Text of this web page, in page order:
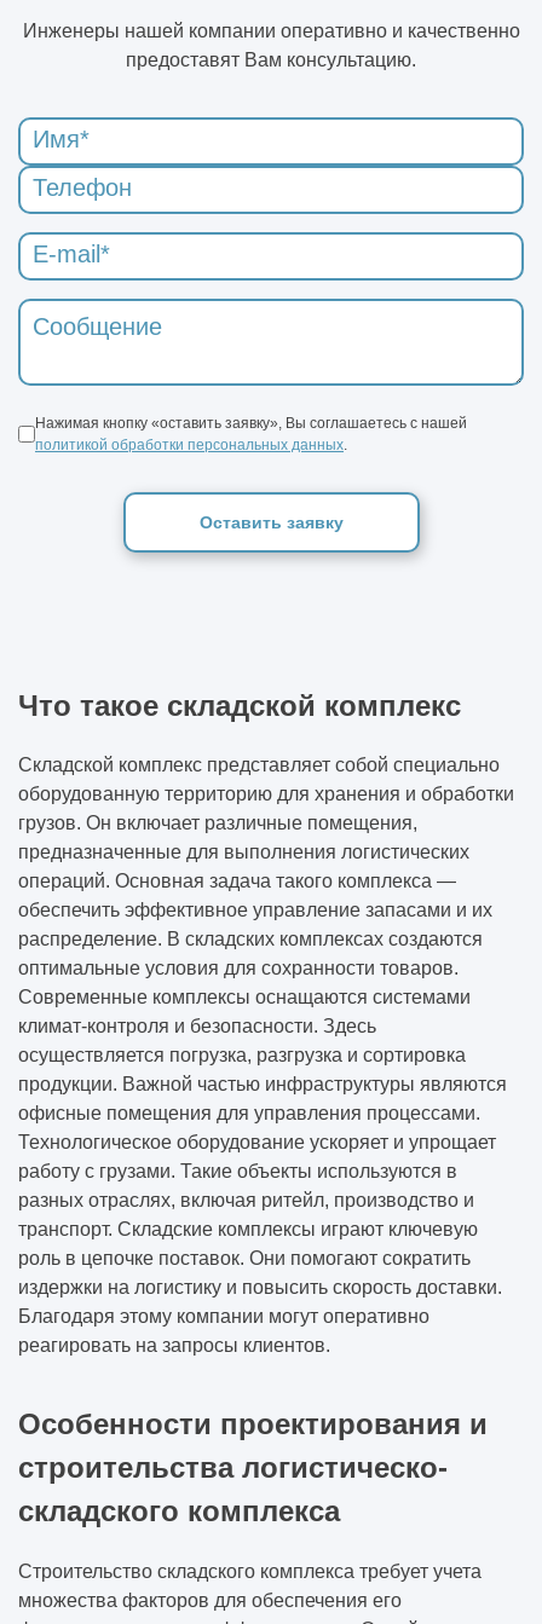
Инженеры нашей компании оперативно и качественно
предоставят Вам консультацию.
Нажимая кнопку «оставить заявку», Вы соглашаетесь с нашей
политикой обработки персональных данных
Оставить заявку
Что такое складской комплекс
Складской комплекс представляет собой специально
оборудованную территорию для хранения и обработки
грузов. Он включает различные помещения,
предназначенные для выполнения логистических
операций. Основная задача такого комплекса —
обеспечить эффективное управление запасами и их
распределение. В складских комплексах создаются
оптимальные условия для сохранности товаров.
Современные комплексы оснащаются системами
климат-контроля и безопасности. Здесь
осуществляется погрузка, разгрузка и сортировка
продукции. Важной частью инфраструктуры являются
офисные помещения для управления процессами.
Технологическое оборудование ускоряет и упрощает
работу с грузами. Такие объекты используются в
разных отраслях, включая ритейл, производство и
транспорт. Складские комплексы играют ключевую
роль в цепочке поставок. Они помогают сократить
издержки на логистику и повысить скорость доставки.
Благодаря этому компании могут оперативно
реагировать на запросы клиентов.
Особенности проектирования и
строительства логистическо-
складского комплекса
Строительство складского комплекса требует учета
множества факторов для обеспечения его